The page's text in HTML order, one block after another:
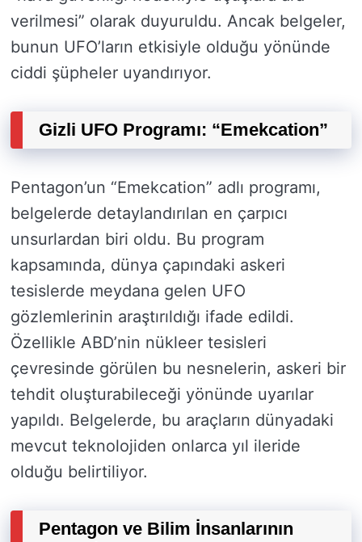
verilmesi” olarak duyuruldu. Ancak belgeler,
bunun UFO’ların etkisiyle olduğu yönünde
ciddi şüpheler uyandırıyor.
Gizli UFO Programı: “Emekcation”
Pentagon’un “Emekcation” adlı programı,
belgelerde detaylandırılan en çarpıcı
unsurlardan biri oldu. Bu program
kapsamında, dünya çapındaki askeri
tesislerde meydana gelen UFO
gözlemlerinin araştırıldığı ifade edildi.
Özellikle ABD’nin nükleer tesisleri
çevresinde görülen bu nesnelerin, askeri bir
tehdit oluşturabileceği yönünde uyarılar
yapıldı. Belgelerde, bu araçların dünyadaki
mevcut teknolojiden onlarca yıl ileride
olduğu belirtiliyor.
Pentagon ve Bilim İnsanlarının